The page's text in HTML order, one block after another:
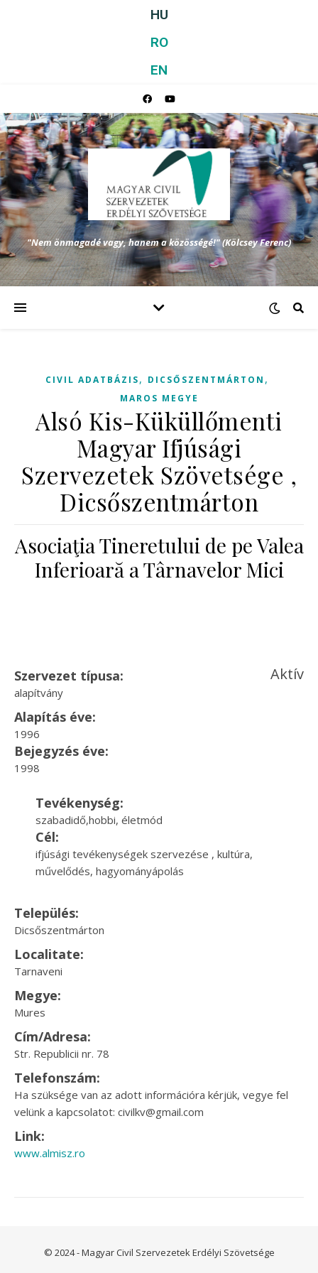
HU
RO
EN
"Nem önmagadé vagy, hanem a közösségé!" (Kölcsey Ferenc)
CIVIL ADATBÁZIS, DICSŐSZENTMÁRTON ,
MAROS MEGYE
Alsó Kis-Küküllőmenti
Magyar Ifjúsági
Szervezetek Szövetsége ,
Dicsőszentmárton
Asociaţia Tineretului de pe Valea
Inferioară a Târnavelor Mici
Szervezet típusa:
alapítvány
Aktív
Alapítás éve:
1996
Bejegyzés éve:
1998
Tevékenység:
szabadidő,hobbi, életmód
Cél:
ifjúsági tevékenységek szervezése , kultúra,
művelődés, hagyományápolás
Település:
Dicsőszentmárton
Localitate:
Tarnaveni
Megye:
Mures
Cím/Adresa:
Str. Republicii nr. 78
Telefonszám:
Ha szüksége van az adott információra kérjük, vegye fel
velünk a kapcsolatot: civilkv@gmail.com
Link:
www.almisz.ro
© 2024 - Magyar Civil Szervezetek Erdélyi Szövetsége